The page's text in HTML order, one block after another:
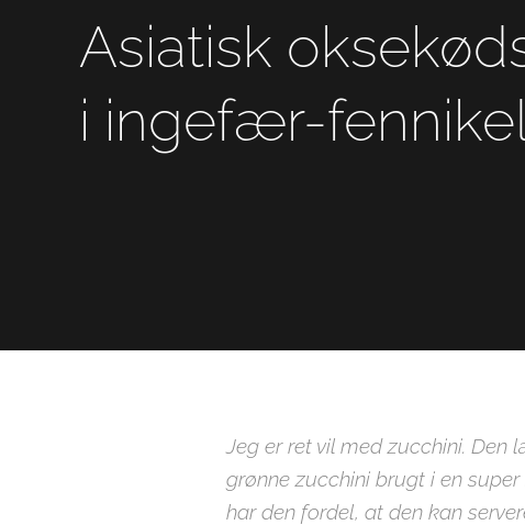
Asiatisk
i ingefær-
Jeg er ret vil med zucchini.
grønne zucchini brugt i en
har den fordel, at den kan